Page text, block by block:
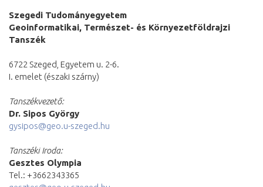
Szegedi Tudományegyetem
Geoinformatikai, Természet- és Környezetföldrajzi
Tanszék
6722 Szeged, Egyetem u. 2-6.
I. emelet (északi szárny)
Tanszékvezető:
Dr. Sipos György
gysipos@geo.u-szeged.hu
Tanszéki Iroda:
Gesztes Olympia
Tel.: +3662343365